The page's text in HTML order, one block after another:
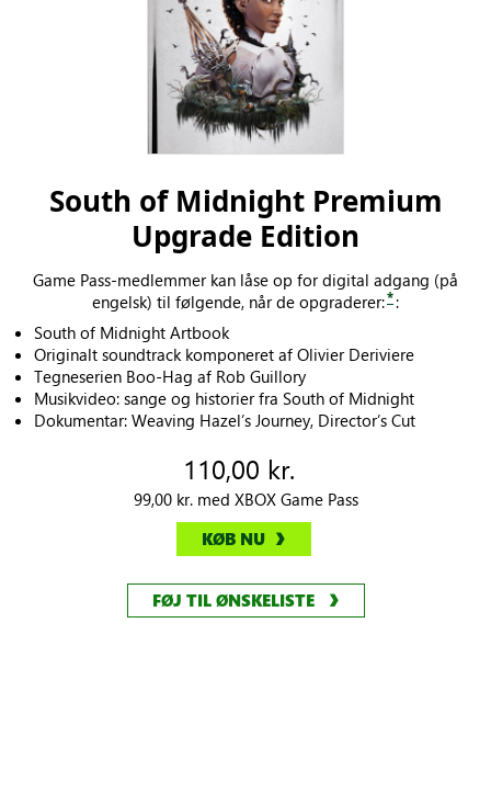
South of Midnight Premium
Upgrade Edition
Game Pass-medlemmer kan låse op for digital adgang (på
engelsk) til følgende, når de opgraderer:* :
South of Midnight Artbook
Originalt soundtrack komponeret af Olivier Deriviere
Tegneserien Boo-Hag af Rob Guillory
Musikvideo: sange og historier fra South of Midnight
Dokumentar: Weaving Hazel’s Journey, Director’s Cut
110,00 kr.
99,00 kr. med XBOX Game Pass
KØB NU
FØJ TIL ØNSKELISTE